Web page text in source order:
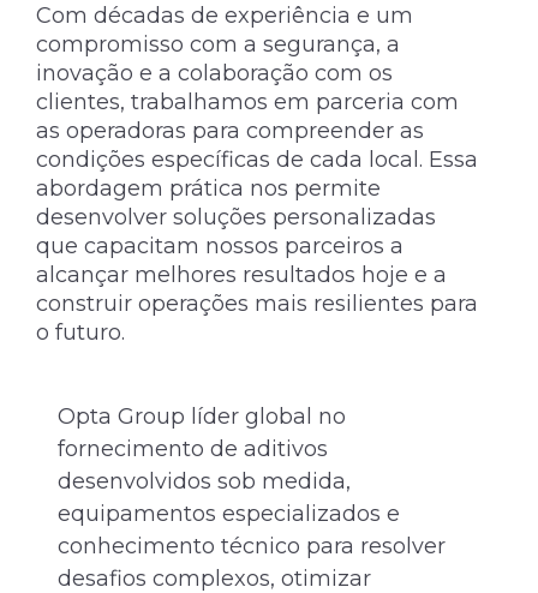
Com décadas de experiência e um
compromisso com a segurança, a
inovação e a colaboração com os
clientes, trabalhamos em parceria com
as operadoras para compreender as
condições específicas de cada local. Essa
abordagem prática nos permite
desenvolver soluções personalizadas
que capacitam nossos parceiros a
alcançar melhores resultados hoje e a
construir operações mais resilientes para
o futuro.
Opta Group líder global no
fornecimento de aditivos
desenvolvidos sob medida,
equipamentos especializados e
conhecimento técnico para resolver
desafios complexos, otimizar